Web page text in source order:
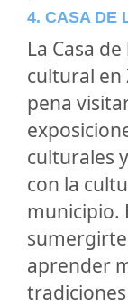
4. CASA DE
La Casa
cultural en
pena
culturales
con la
municipio.
aprender
tradiciones